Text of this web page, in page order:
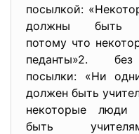
посылкой:
должны быть
потому что
педанты»2.
посылки: «Ни
должен быть
некоторые
быть